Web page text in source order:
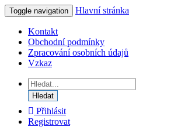
Toggle navigation Hlavní stránka
Kontakt
Obchodní podmínky
Zpracování osobních údajů
Vzkaz
Hledat
Přihlásit
Registrovat